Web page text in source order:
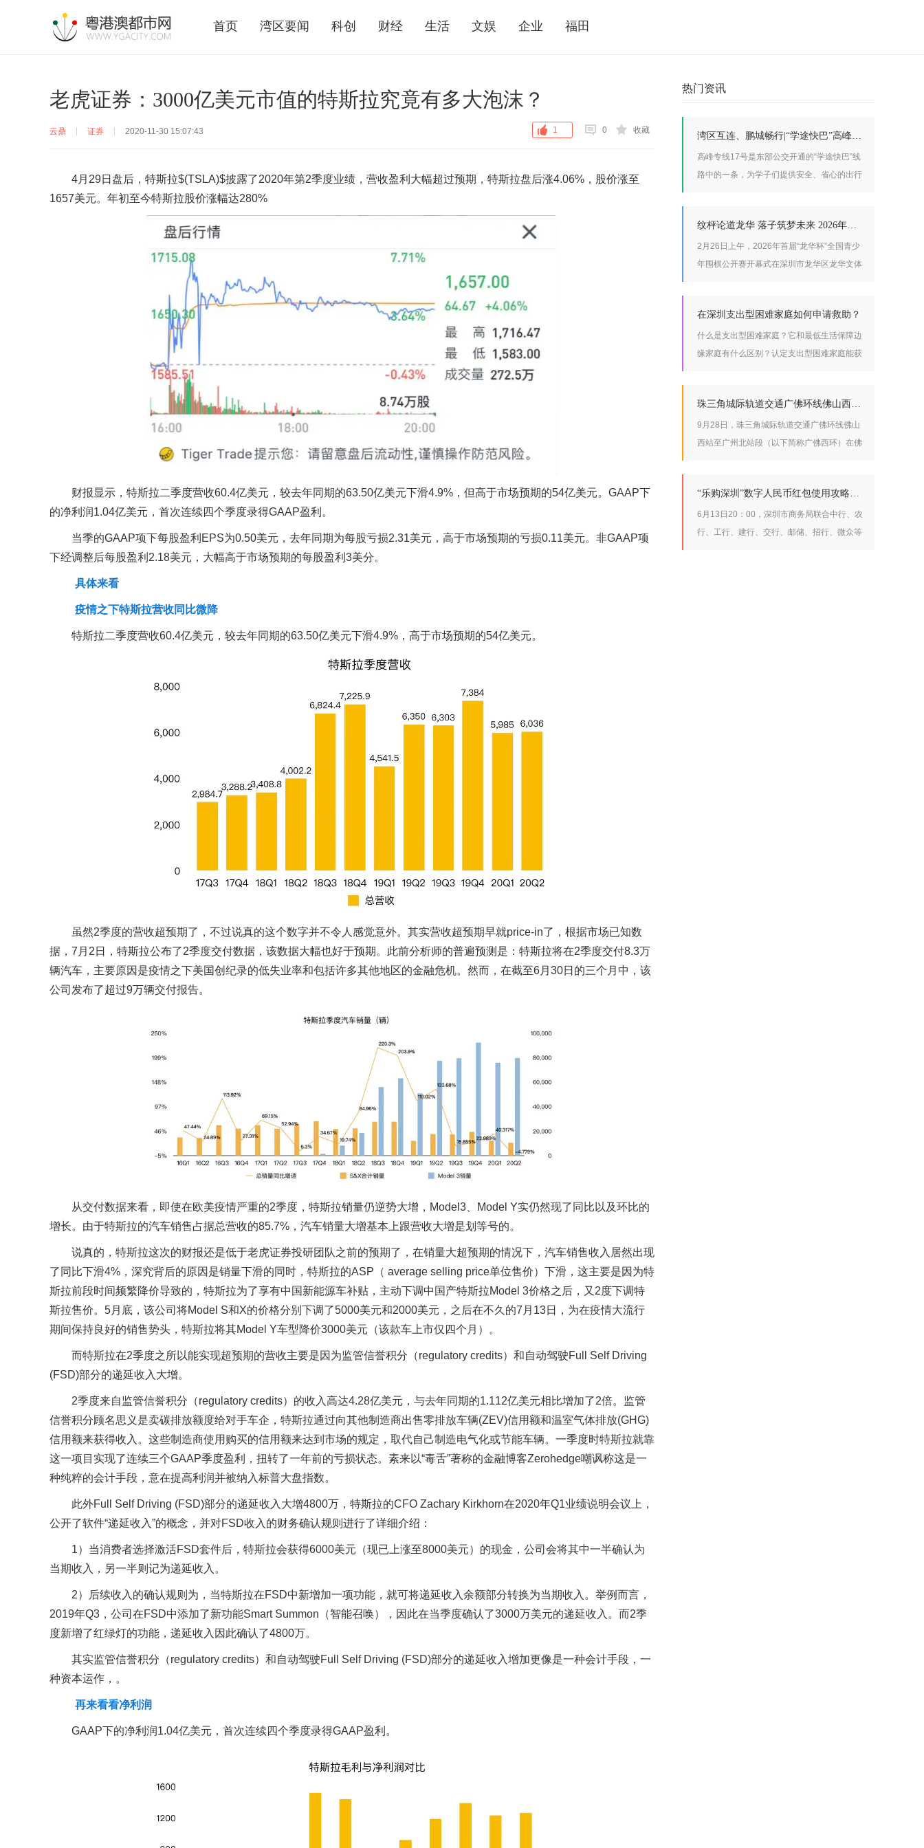
首页 湾区要闻 科创 财经 生活 文娱 企业 福田
老虎证券：3000亿美元市值的特斯拉究竟有多大泡沫？
云鼎 证券 2020-11-30 15:07:43 1 0 收藏
4月29日盘后，特斯拉$(TSLA)$披露了2020年第2季度业绩，营收盈利大幅超过预期，特斯拉盘后涨4.06%，股价涨至
1657美元。年初至今特斯拉股价涨幅达280%
财报显示，特斯拉二季度营收60.4亿美元，较去年同期的63.50亿美元下滑4.9%，但高于市场预期的54亿美元。GAAP下
的净利润1.04亿美元，首次连续四个季度录得GAAP盈利。
当季的GAAP项下每股盈利EPS为0.50美元，去年同期为每股亏损2.31美元，高于市场预期的亏损0.11美元。非GAAP项
下经调整后每股盈利2.18美元，大幅高于市场预期的每股盈利3美分。
具体来看
疫情之下特斯拉营收同比微降
特斯拉二季度营收60.4亿美元，较去年同期的63.50亿美元下滑4.9%，高于市场预期的54亿美元。
虽然2季度的营收超预期了，不过说真的这个数字并不令人感觉意外。其实营收超预期早就price-in了，根据市场已知数
据，7月2日，特斯拉公布了2季度交付数据，该数据大幅也好于预期。此前分析师的普遍预测是：特斯拉将在2季度交付8.3万
辆汽车，主要原因是疫情之下美国创纪录的低失业率和包括许多其他地区的金融危机。然而，在截至6月30日的三个月中，该
公司发布了超过9万辆交付报告。
从交付数据来看，即使在欧美疫情严重的2季度，特斯拉销量仍逆势大增，Model3、Model Y实仍然现了同比以及环比的
增长。由于特斯拉的汽车销售占据总营收的85.7%，汽车销量大增基本上跟营收大增是划等号的。
说真的，特斯拉这次的财报还是低于老虎证券投研团队之前的预期了，在销量大超预期的情况下，汽车销售收入居然出现
了同比下滑4%，深究背后的原因是销量下滑的同时，特斯拉的ASP（ average selling price单位售价）下滑，这主要是因为特
斯拉前段时间频繁降价导致的，特斯拉为了享有中国新能源车补贴，主动下调中国产特斯拉Model 3价格之后，又2度下调特
斯拉售价。5月底，该公司将Model S和X的价格分别下调了5000美元和2000美元，之后在不久的7月13日，为在疫情大流行
期间保持良好的销售势头，特斯拉将其Model Y车型降价3000美元（该款车上市仅四个月）。
而特斯拉在2季度之所以能实现超预期的营收主要是因为监管信誉积分（regulatory credits）和自动驾驶Full Self Driving
(FSD)部分的递延收入大增。
2季度来自监管信誉积分（regulatory credits）的收入高达4.28亿美元，与去年同期的1.112亿美元相比增加了2倍。监管
信誉积分顾名思义是卖碳排放额度给对手车企，特斯拉通过向其他制造商出售零排放车辆(ZEV)信用额和温室气体排放(GHG)
信用额来获得收入。这些制造商使用购买的信用额来达到市场的规定，取代自己制造电气化或节能车辆。一季度时特斯拉就靠
这一项目实现了连续三个GAAP季度盈利，扭转了一年前的亏损状态。素来以“毒舌”著称的金融博客Zerohedge嘲讽称这是一
种纯粹的会计手段，意在提高利润并被纳入标普大盘指数。
此外Full Self Driving (FSD)部分的递延收入大增4800万，特斯拉的CFO Zachary Kirkhorn在2020年Q1业绩说明会议上，
公开了软件“递延收入”的概念，并对FSD收入的财务确认规则进行了详细介绍：
1）当消费者选择激活FSD套件后，特斯拉会获得6000美元（现已上涨至8000美元）的现金，公司会将其中一半确认为
当期收入，另一半则记为递延收入。
2）后续收入的确认规则为，当特斯拉在FSD中新增加一项功能，就可将递延收入余额部分转换为当期收入。举例而言，
2019年Q3，公司在FSD中添加了新功能Smart Summon（智能召唤），因此在当季度确认了3000万美元的递延收入。而2季
度新增了红绿灯的功能，递延收入因此确认了4800万。
其实监管信誉积分（regulatory credits）和自动驾驶Full Self Driving (FSD)部分的递延收入增加更像是一种会计手段，一
种资本运作，。
再来看看净利润
GAAP下的净利润1.04亿美元，首次连续四个季度录得GAAP盈利。
热门资讯
湾区互连、鹏城畅行|“学途快巴”高峰专线17号备受深高高中园师生好评
高峰专线17号是东部公交开通的“学途快巴”线
路中的一条，为学子们提供安全、省心的出行
运行约35分钟，实现了“出校门即上车，下车
即进地铁”的无缝对接，让学子们的求学之路
更加安全顺畅。
纹枰论道龙华 落子筑梦未来 2026年首届“龙华杯”全国青少年围棋公开赛盛大开幕
2月26日上午，2026年首届“龙华杯”全国青少
年围棋公开赛开幕式在深圳市龙华区龙华文体
在深圳支出型困难家庭如何申请救助？
什么是支出型困难家庭？它和最低生活保障边
缘家庭有什么区别？认定支出型困难家庭能获
珠三角城际轨道交通广佛环线佛山西站至广州北站段开工建设
9月28日，珠三角城际轨道交通广佛环线佛山
西站至广州北站段（以下简称广佛西环）在佛
“乐购深圳”数字人民币红包使用攻略来啦
6月13日20：00，深圳市商务局联合中行、农
行、工行、建行、交行、邮储、招行、微众等